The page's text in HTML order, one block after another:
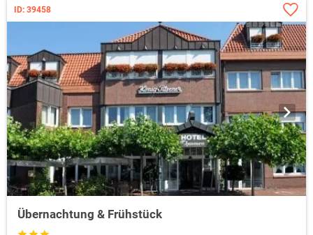
ID: 39458
Übernachtung & Frühstück